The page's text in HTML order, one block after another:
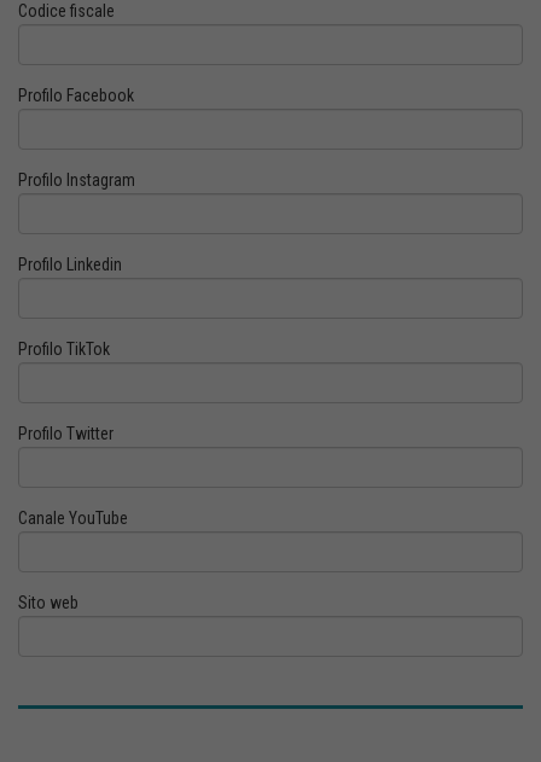
Codice fiscale
Profilo Facebook
Profilo Instagram
Profilo Linkedin
Profilo TikTok
Profilo Twitter
Canale YouTube
Sito web